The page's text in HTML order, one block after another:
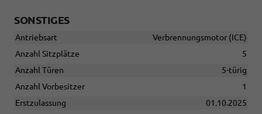
SONSTIGES
Antriebsart
Verbrennungsmotor (ICE)
Anzahl Sitzplätze
5
Anzahl Türen
5-türig
Anzahl Vorbesitzer
1
Erstzulassung
01.10.2025